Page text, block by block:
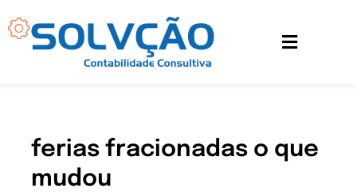
para
ferias fracionadas o que
mudou